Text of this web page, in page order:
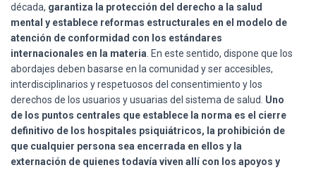
década, garantiza la protección del derecho a la salud
mental y establece reformas estructurales en el modelo de
atención de conformidad con los estándares
internacionales en la materia . En este sentido, dispone que los
abordajes deben basarse en la comunidad y ser accesibles,
interdisciplinarios y respetuosos del consentimiento y los
derechos de los usuarios y usuarias del sistema de salud. Uno
de los puntos centrales que establece la norma es el cierre
definitivo de los hospitales psiquiátricos, la prohibición de
que cualquier persona sea encerrada en ellos y la
externación de quienes todavía viven allí con los apoyos y